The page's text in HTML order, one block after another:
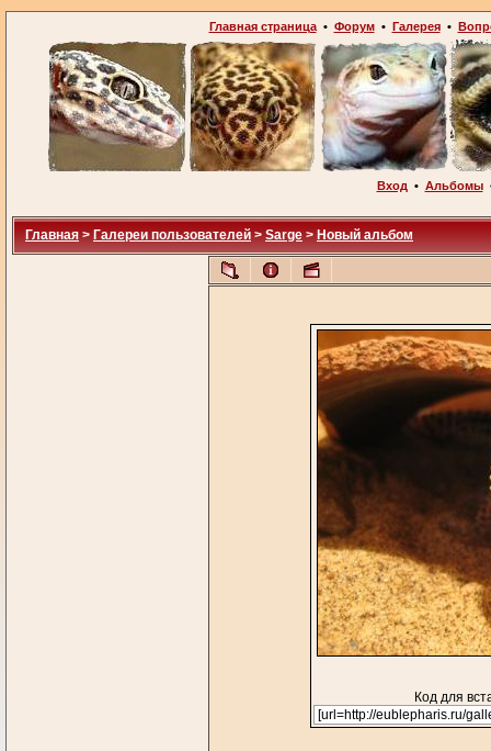
Главная страница• Форум• Галерея•
Вход • Альбомы
Главная > Галереи пользователей > Sarge > Новый альбом
Код для